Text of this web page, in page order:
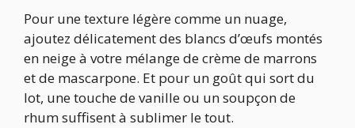
Pour une texture légère comme un nuage,
ajoutez délicatement des blancs d’œufs montés
en neige à votre mélange de crème de marrons
et de mascarpone. Et pour un goût qui sort du
lot, une touche de vanille ou un soupçon de
rhum suffisent à sublimer le tout.